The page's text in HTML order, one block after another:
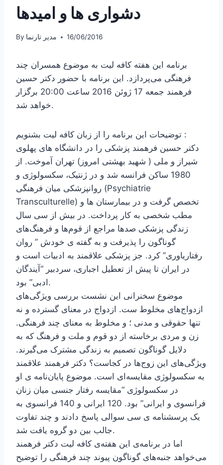
دشواری ها و امیدها
By مدیر تارنما 16/06/2016
برنامه این هفته کافه لیت به موضوع همسران چند
فرهنگی می‌پردازد. این برنامه با حضور دکتر حسین
فرهمند جمعه 17 ژوئن 2016 ساعت 20:00 برگزار
خواهد شد.
توضیحات این برنامه را از زبان کافه لیت بشنویم :
دکتر حسین فرهمند پزشکی را در دانشگاه های پهلوی
شیراز و ملی ( شهید بهشتی امروز) تهران آموخت. از
1980 ساکن فرانسه شد و در ژنتیک، سکسولوژی و
روانپزشکی میان فرهنگی (Psychiatrie
Transculturelle) تخصص گرفت و در بیمارستان ها و
مطب شخصی به کار پرداخت. در بیش از سی سال
زندگی پزشکی صدها مراجع از قوم‌ها و فرهنگ‌های
گوناگون را پذیرفت و به گفته ی خودش ” روان
رفتار‌یاوری” کرد. جز پزشکی علاقمند به ادبیات است و
در ایران تا پیش از تعطیل اجباری، سردبیر “آیندگان
ادبی” بود.
موضوع سخنرانی این نشست بررسی ویژگی‌های
ازدواج‌های مخلوط ست. ازدواج در معنای گسترده و نه
تنها حقوقی و مدنی ؛ و مخلوط به معنای چند فرهنگی.
زن و مردی برخاسته از دو قوم و ملت و فرهنگ که به
دلایل گوناگون تصمیم به زندگی مشترک می‌گیرند.
ویژگی‌های این زوج‌ها در کجاست؟ دکتر فرهمند علاقمند
به سکسولوژی مقایسه‌ای است. موضوع پایان‌نامه ی او
در سکسولوژی “مقایسه رفتار جنسی میان زنان
فرانسوی و ایرانی” بود. 120 ایرانی و 140 فرانسوی به
یک پرسشنامه ی سی سوالی پاسخ دادند و چند تفاوت
جالب بین دو گروه یافت شد.
اما در برنامه‌ی این هفته‌ی کافه لیت دکتر فرهمند
می‌خواهد جنبه‌های گوناگون پیوند چند فرهنگی را توضیح